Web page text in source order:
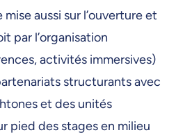
aussi sur l’ouverture et
par l’organisation
activités immersives)
structurants avec
et des unités
pied des stages en milieu